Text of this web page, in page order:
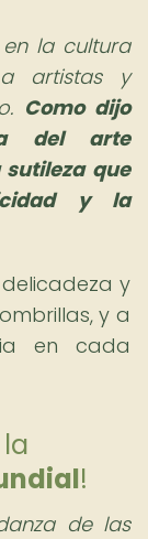
la cultura
artistas y
Como dijo
del arte
que
y la
y
y a
en cada
!
de las